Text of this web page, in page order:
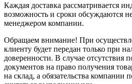
Каждая доставка рассматривается
возможность и сроки обсуждаются
менеджером компании.
Обращаем внимание! При
клиенту будет передан только при
доверенности. В случае отсутствия
документов на право получения
на склад, а обязательства компании